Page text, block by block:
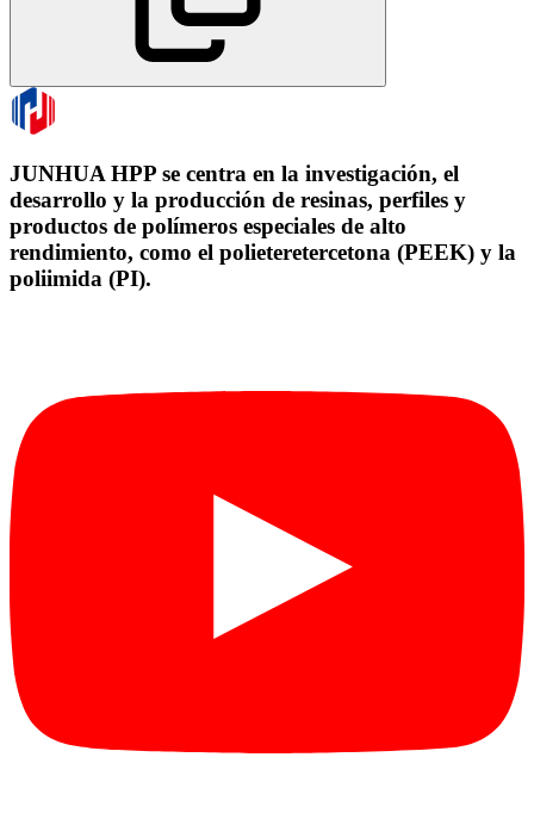
JUNHUA HPP se centra en la investigación, el
desarrollo y la producción de resinas, perfiles y
productos de polímeros especiales de alto
rendimiento, como el polieteretercetona (PEEK) y la
poliimida (PI).